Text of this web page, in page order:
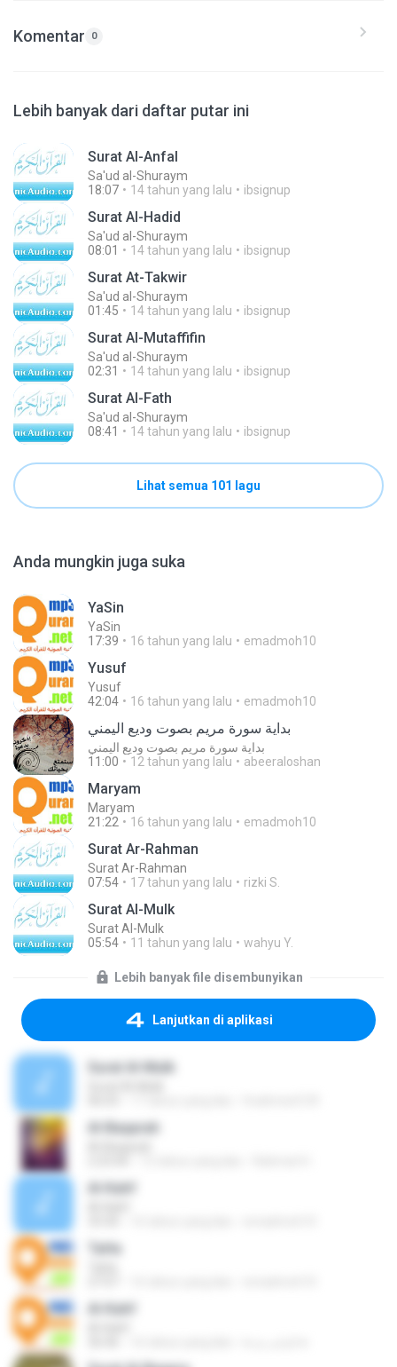
Komentar 0
Lebih banyak dari daftar putar ini
Surat Al-Anfal
Sa'ud al-Shuraym
18:07
14 tahun yang lalu ibsignup
Surat Al-Hadid
Sa'ud al-Shuraym
08:01
14 tahun yang lalu ibsignup
Surat At-Takwir
Sa'ud al-Shuraym
01:45
14 tahun yang lalu ibsignup
Surat Al-Mutaffifin
Sa'ud al-Shuraym
02:31
14 tahun yang lalu ibsignup
Surat Al-Fath
Sa'ud al-Shuraym
08:41
14 tahun yang lalu ibsignup
Lihat semua 101 lagu
Anda mungkin juga suka
Ya­Sin
Ya­Sin
17:39
16 tahun yang lalu emadmoh10
Yusuf
Yusuf
42:04
16 tahun yang lalu emadmoh10
بداية سورة مريم بصوت وديع اليمني
بداية سورة مريم بصوت وديع اليمني
11:00
12 tahun yang lalu abeeraloshan
Maryam
Maryam
21:22
16 tahun yang lalu emadmoh10
Surat Ar-Rahman
Surat Ar-Rahman
07:54
17 tahun yang lalu rizki S.
Surat Al-Mulk
Surat Al-Mulk
05:54
11 tahun yang lalu wahyu Y.
Lebih banyak file disembunyikan
Lanjutkan di aplikasi
Surat Al-Mulk
Al-Baqarah
Al-Kahf
Ta­Ha
Al-Kahf